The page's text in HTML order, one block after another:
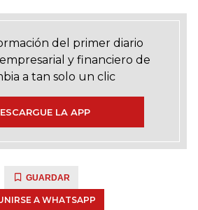
del primer diario
y financiero de
a tan solo un clic
LA APP
GUARDAR
A WHATSAPP